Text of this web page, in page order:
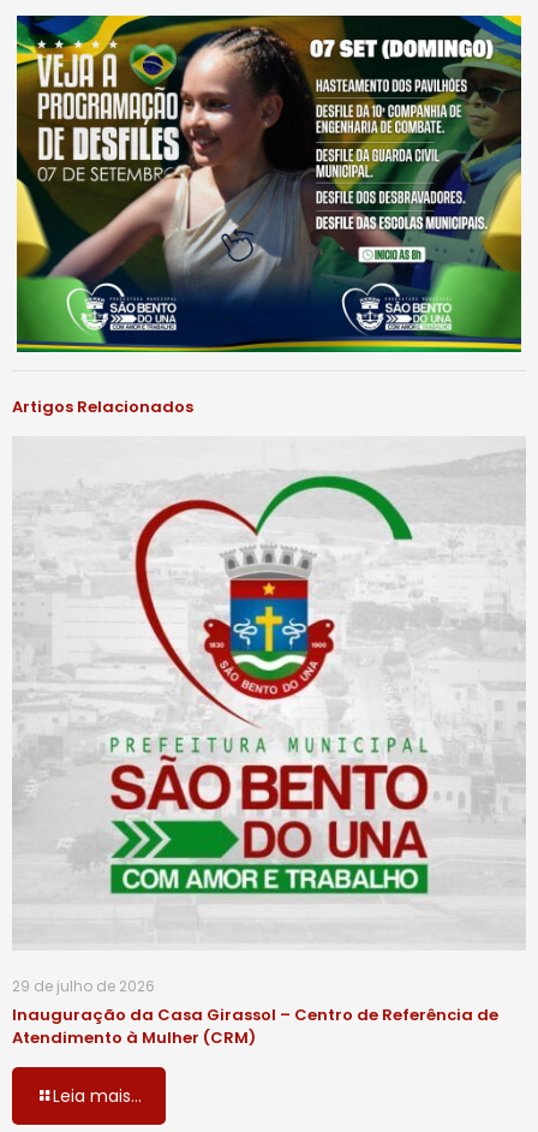
Artigos Relacionados
29 de julho de 2026
Inauguração da Casa Girassol – Centro de Referência de
Atendimento à Mulher (CRM)
Leia mais...